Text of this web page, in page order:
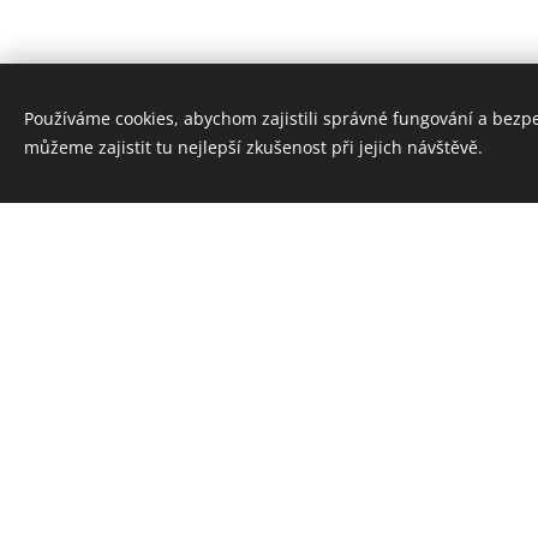
Používáme cookies, abychom zajistili správné fungování a
můžeme zajistit tu nejlepší zkušenost při jejich návštěvě.